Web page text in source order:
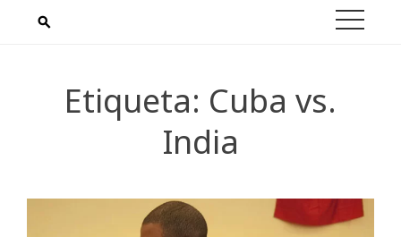
Etiqueta: Cuba vs.
India